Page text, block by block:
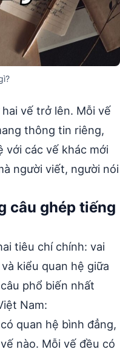
vế trở lên. Mỗi vế
thông tin riêng,
với các vế khác mới
người viết, người nói
câu ghép tiếng
tiêu chí chính: vai
kiểu quan hệ giữa
phổ biến nhất
Nam:
quan hệ bình đẳng,
nào. Mỗi vế đều có